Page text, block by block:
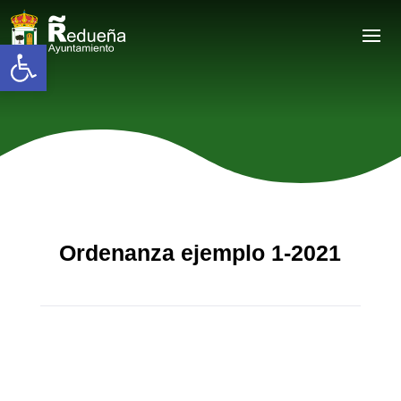
Abrir barra de herramientas
Ordenanza ejemplo 1-2021